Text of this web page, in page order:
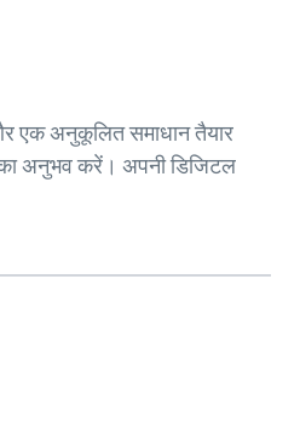
एक अनुकूलित समाधान तैयार
अनुभव करें। अपनी डिजिटल